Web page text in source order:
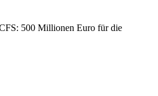
500 Millionen Euro für die